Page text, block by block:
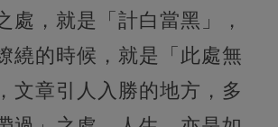
處，就是「計白當黑」，
繞的時候，就是「此處無
文章引人入勝的地方，多